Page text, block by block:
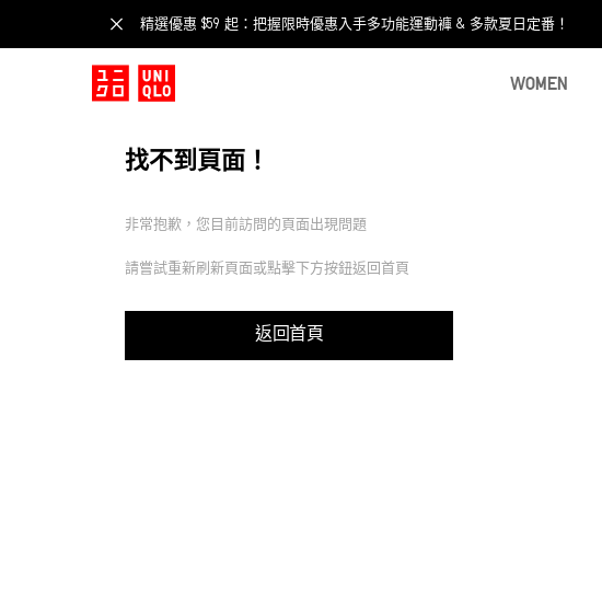
精選優惠 $59 起：把握限時優惠入手多功能運動褲 & 多款夏日定番！​
WOMEN
找不到頁面！
非常抱歉，您目前訪問的頁面出現問題
請嘗試重新刷新頁面或點擊下方按鈕返回首頁
返回首頁